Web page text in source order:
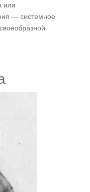
или
— системное